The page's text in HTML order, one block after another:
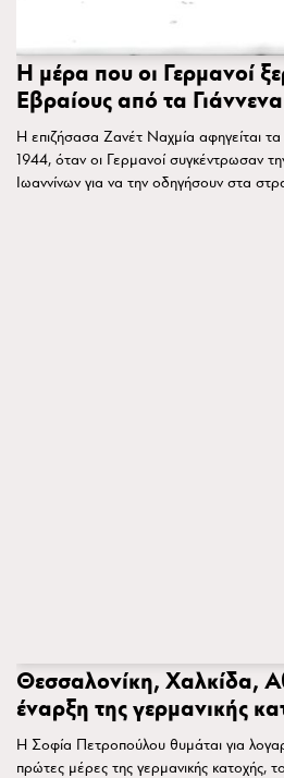
Η μέρα που οι Γερμανοί
Εβραίους από τα Γιάννενα
Η επιζήσασα Ζανέτ Ναχμία αφηγείται
1944, όταν οι Γερμανοί συγκέντρωσαν
Ιωαννίνων για να την οδηγήσουν στα
Θεσσαλονίκη, Χαλκίδα,
έναρξη της γερμανικής
Η Σοφία Πετροπούλου θυμάται για
πρώτες μέρες της γερμανικής κατοχής,